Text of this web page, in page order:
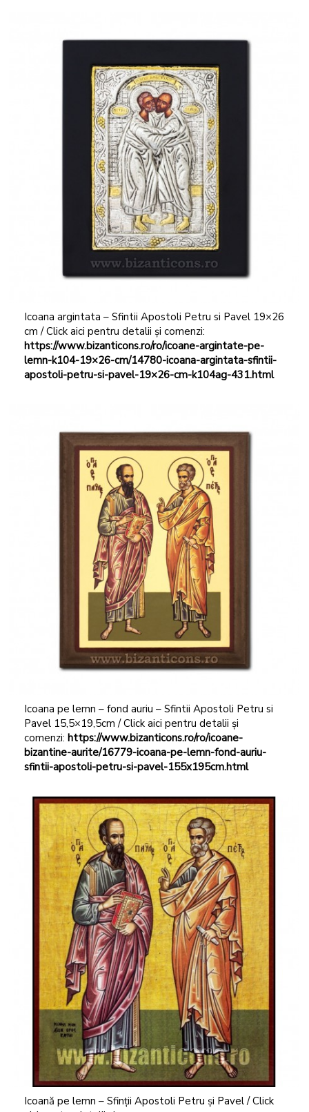
Icoana argintata – Sfintii Apostoli Petru si Pavel 19×26
cm / Click aici pentru detalii și comenzi:
https://www.bizanticons.ro/ro/icoane-argintate-pe-
lemn-k104-19×26-cm/14780-icoana-argintata-sfintii-
apostoli-petru-si-pavel-19×26-cm-k104ag-431.html
Icoana pe lemn – fond auriu – Sfintii Apostoli Petru si
Pavel 15,5×19,5cm / Click aici pentru detalii și
comenzi: https://www.bizanticons.ro/ro/icoane-
bizantine-aurite/16779-icoana-pe-lemn-fond-auriu-
sfintii-apostoli-petru-si-pavel-155x195cm.html
Icoană pe lemn – Sfinții Apostoli Petru și Pavel / Click